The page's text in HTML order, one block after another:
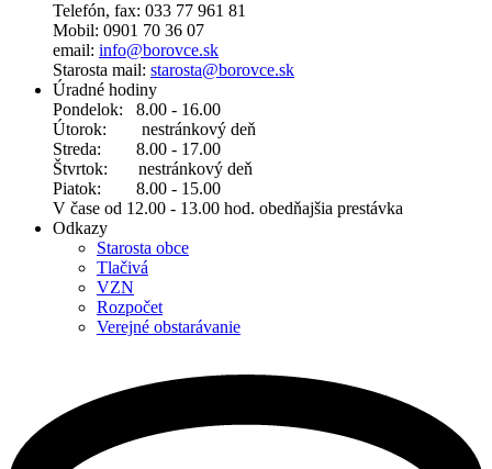
Telefón, fax: 033 77 961 81
Mobil: 0901 70 36 07
email: info@borovce.sk
Starosta mail: starosta@borovce.sk
Úradné hodiny
Pondelok: 8.00 - 16.00
Útorok: nestránkový deň
Streda: 8.00 - 17.00
Štvrtok: nestránkový deň
Piatok: 8.00 - 15.00
V čase od 12.00 - 13.00 hod. obedňajšia prestávka
Odkazy
Starosta obce
Tlačivá
VZN
Rozpočet
Verejné obstarávanie